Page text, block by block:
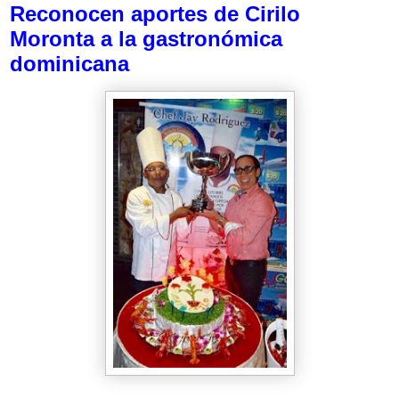
Reconocen aportes de Cirilo
Moronta a la gastronómica
dominicana